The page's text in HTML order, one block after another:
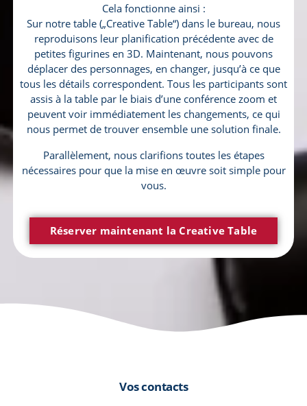
Cela fonctionne ainsi :
Sur notre table („Creative Table“) dans le bureau, nous
reproduisons leur planification précédente avec de
petites figurines en 3D. Maintenant, nous pouvons
déplacer des personnages, en changer, jusqu’à ce que
tous les détails correspondent. Tous les participants sont
assis à la table par le biais d’une conférence zoom et
peuvent voir immédiatement les changements, ce qui
nous permet de trouver ensemble une solution finale.
Parallèlement, nous clarifions toutes les étapes
nécessaires pour que la mise en œuvre soit simple pour
vous.
Réserver maintenant la Creative Table
Vos contacts